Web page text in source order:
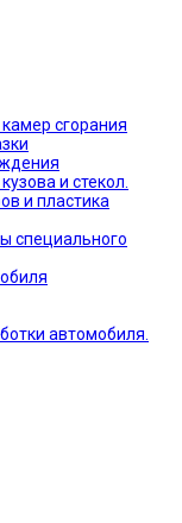
сгорания
и стекол.
и пластика
специального
автомобиля.